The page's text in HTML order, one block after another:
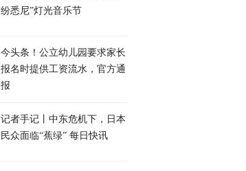
纷悉尼”灯光音乐节
今头条！公立幼儿园要求家长
报名时提供工资流水，官方通
报
记者手记丨中东危机下，日本
民众面临“蕉绿” 每日快讯